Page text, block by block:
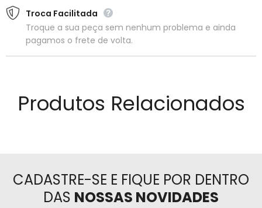
Troca Facilitada
Troque a sua peça sem nenhum problema e ainda
pagamos o frete de volta.
Produtos Relacionados
CADASTRE-SE E FIQUE POR DENTRO
DAS NOSSAS NOVIDADES